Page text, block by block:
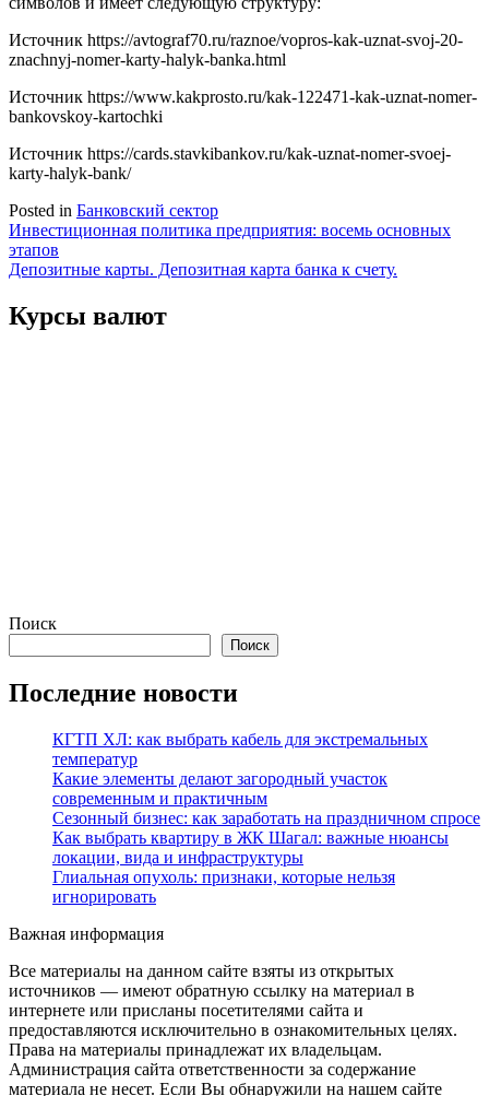
Источник https://avtograf70.ru/raznoe/vopros-kak-uznat-svoj-20-
znachnyj-nomer-karty-halyk-banka.html
Источник https://www.kakprosto.ru/kak-122471-kak-uznat-nomer-
bankovskoy-kartochki
Источник https://cards.stavkibankov.ru/kak-uznat-nomer-svoej-
karty-halyk-bank/
Posted in Банковский сектор
Навигация
по
Инвестиционная политика предприятия: восемь основных
этапов
Депозитные карты. Депозитная карта банка к счету.
Курсы валют
Поиск
Поиск
Последние новости
КГТП ХЛ: как выбрать кабель для экстремальных
температур
Какие элементы делают загородный участок
современным и практичным
Сезонный бизнес: как заработать на праздничном спросе
Как выбрать квартиру в ЖК Шагал: важные нюансы
локации, вида и инфраструктуры
Глиальная опухоль: признаки, которые нельзя
игнорировать
Важная информация
Все материалы на данном сайте взяты из открытых
источников — имеют обратную ссылку на материал в
интернете или присланы посетителями сайта и
предоставляются исключительно в ознакомительных целях.
Права на материалы принадлежат их владельцам.
Администрация сайта ответственности за содержание
материала не несет. Если Вы обнаружили на нашем сайте